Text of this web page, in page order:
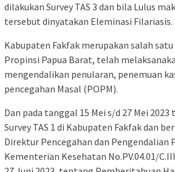
dilakukan Survey TAS 3 dan bila Lulus
tersebut dinyatakan Eleminasi Filariasis.
Kabupaten Fakfak merupakan salah
Propinsi Papua Barat, telah
mengendalikan penularan, penemuan
pencegahan Masal (POPM).
Dan pada tanggal 15 Mei s/d 27 Mei
Survey TAS 1 di Kabupaten Fakfak dan
Direktur Pencegahan dan Pengendalian
Kementerian Kesehatan No.PV.04.01/